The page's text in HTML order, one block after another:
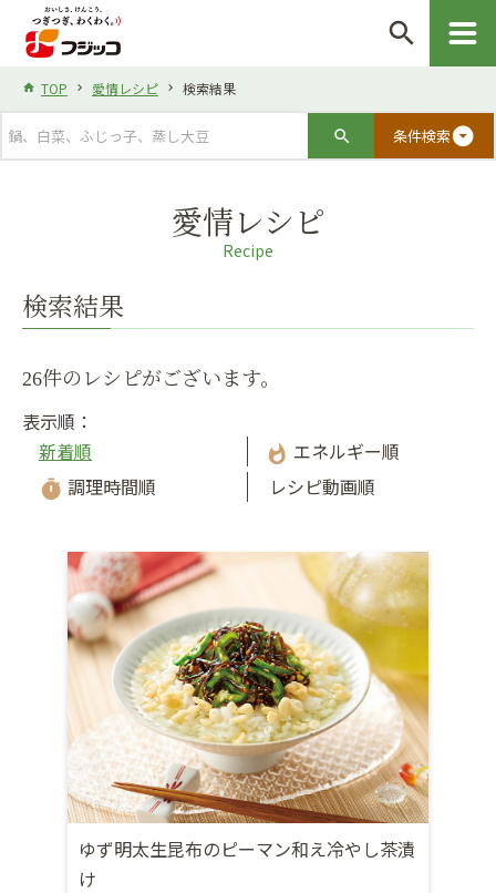
search
TOP 愛情レシピ 検索結果
条件検索arrow_drop_down_circle
愛情レシピ
Recipe
検索結果
26件のレシピがございます。
表示順：
新着順
whatshot エネルギー順
timer 調理時間順 レシピ動画順
ゆず明太生昆布のピーマン和え冷やし茶漬
け